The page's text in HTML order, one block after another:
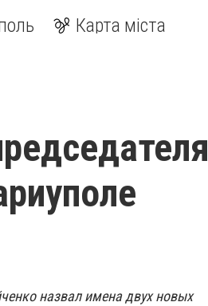
Карта міста
назвал имена двух новых